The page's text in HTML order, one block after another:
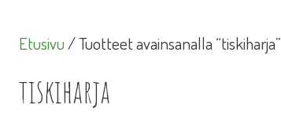
Etusivu/ Tuotteet avainsanalla “tiskiharja”
tiskiharja